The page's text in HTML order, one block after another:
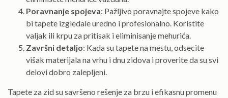
Poravnanje spojeva: Pažljivo poravnajte spojeve kako
bi tapete izgledale uredno i profesionalno. Koristite
valjak ili krpu za pritisak i eliminisanje mehurića.
Završni detaljo: Kada su tapete na mestu, odsecite
višak materijala na vrhu i dnu zidova i proverite da su svi
delovi dobro zalepljeni.
Tapete za zid su savršeno rešenje za brzu i efikasnu promenu